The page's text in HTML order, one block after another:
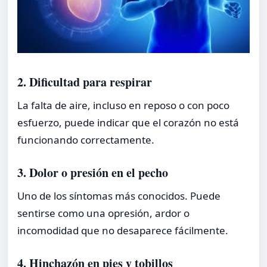
2. Dificultad para respirar
La falta de aire, incluso en reposo o con poco
esfuerzo, puede indicar que el corazón no está
funcionando correctamente.
3. Dolor o presión en el pecho
Uno de los síntomas más conocidos. Puede
sentirse como una opresión, ardor o
incomodidad que no desaparece fácilmente.
4. Hinchazón en pies y tobillos